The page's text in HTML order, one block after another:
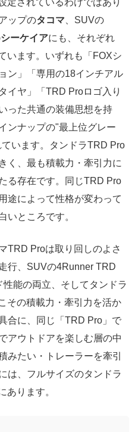
ップのタコマ 、SUVの
シーケイアにも、それぞれ
います。いずれも「FOXシ
ン」「専用の18インチアル
イヤ」「TRD Proロゴ入り
った共通の装備思想を持
ンナップの"最上位グレー
います。タンドラTRD Pro
く、最も積載力・牽引力に
る存在です。同じTRD Pro
途によって性格が変わって
いところです。
TRD Proは取り回しのよさ
行、SUVの4Runner TRD
能の両立、そしてタンドラ
その積載力・牽引力を活か
合に、同じ「TRD Pro」で
アウトドアを楽しむ層の中
みたい・トレーラーを牽引
は、フルサイズのタンドラ
あります。